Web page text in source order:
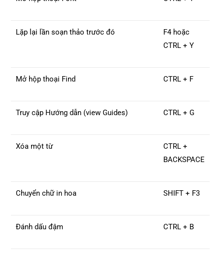
Lặp lại lần soạn thảo trước đó
F4 hoặc
CTRL + Y
Mở hộp thoại Find CTRL + F
Truy cập Hướng dẫn (view Guides) CTRL + G
Xóa một từ
CTRL +
BACKSPACE
Chuyển chữ in hoa SHIFT + F3
Đánh dấu đậm CTRL + B